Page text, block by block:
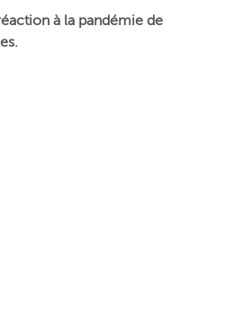
à la pandémie de